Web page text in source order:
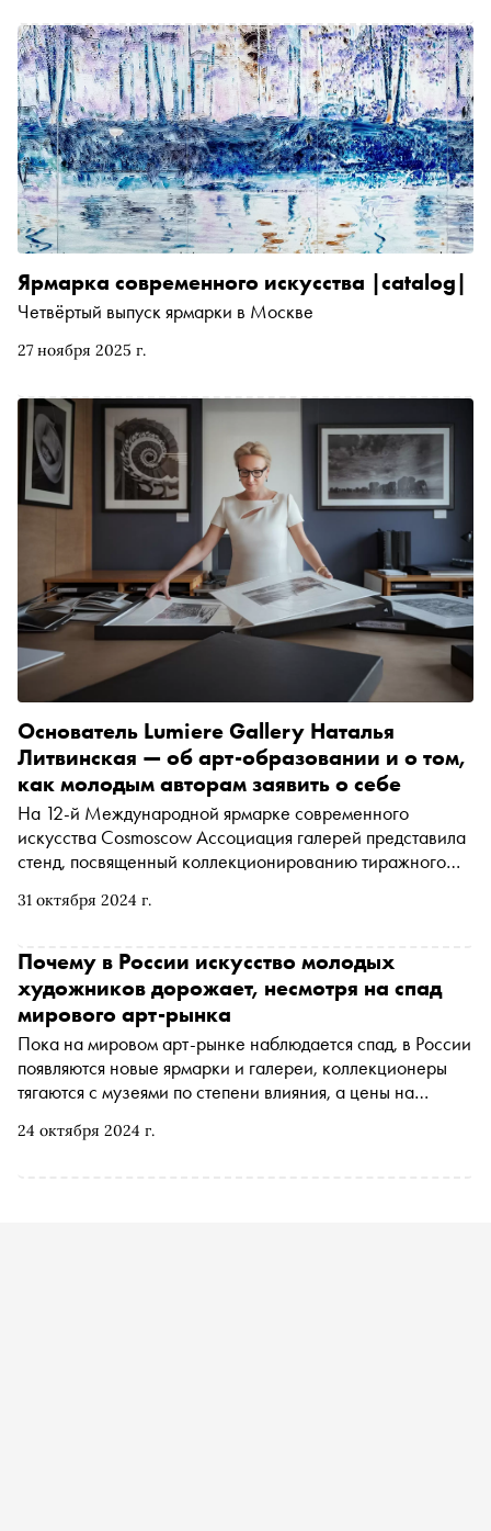
печатные работы складывались в единый цикл, почему
книга превратилась в витрину-объект и как
вариативность и пересборка становятся важной частью
художественного высказывания
27 ноября 2025 г.
Ярмарка современного искусства |catalog|
Четвёртый выпуск ярмарки в Москве
31 октября 2024 г.
Основатель Lumiere Gallery Наталья
Литвинская — об арт-образовании и о том,
как молодым авторам заявить о себе
На 12-й Международной ярмарке современного
искусства Cosmoscow Ассоциация галерей представила
стенд, посвященный коллекционированию тиражного
ПиранезиLAB, фотографические работы от галереи
ярмарке разговор о рынке печатного искусства и
фотографии в России, «Сноб» поговорил с Натальей
Литвинской — основателем и куратором Lumiere Gallery
— о том, как портфолио помогает фотографам заявить о
себе в арт-среде, какие элементы биографии влияют на
интерес коллекционеров и почему молодым авторам так
важно сохранять свою аутентичность в условиях
глобальной конкуренции
24 октября 2024 г.
Почему в России искусство молодых
художников дорожает, несмотря на спад
мирового арт-рынка
Пока на мировом арт-рынке наблюдается спад, в России
появляются новые ярмарки и галереи, коллекционеры
тягаются с музеями по степени влияния, а цены на
«Сноб» решил разобраться в положении дел на